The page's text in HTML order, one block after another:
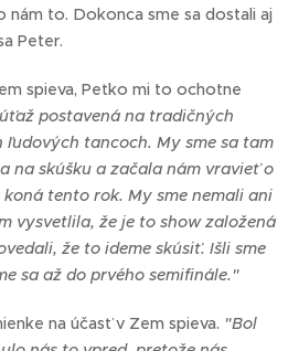
nám to. Dokonca sme sa dostali aj
Peter.
spieva, Peťko mi to ochotne
postavená na tradičných
tancoch. My sme sa tam
na skúšku a začala nám vravieť o
koná tento rok. My sme nemali ani
vysvetlila, že je to show založená
že to ideme skúsiť. Išli sme
sa až do prvého semifinále."
na účasť v Zem spieva. "Bol